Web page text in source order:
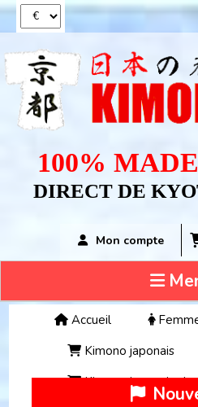
100%
DIRECT DE
Mon compte
Accueil
Kimono japonais
Kimono japonais
Panneau de gestion des cookies